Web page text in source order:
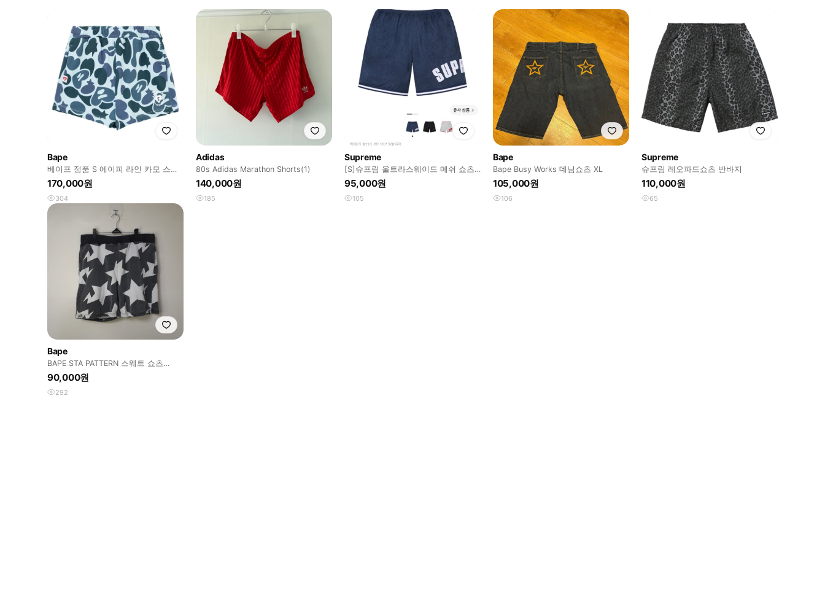
Bape
베이프 정품 S 에이피 라인 카모 스웻
숏츠 반바지
170,000원
304
Adidas
80s Adidas Marathon Shorts(1)
140,000원
185
Supreme
[S]슈프림 울트라스웨이드 메쉬 쇼츠
네이비
95,000원
105
Bape
Bape Busy Works 데님쇼츠 XL
105,000원
106
Supreme
슈프림 레오파드쇼츠 반바지
110,000원
65
Bape
BAPE STA PATTERN 스웨트 쇼츠
L/32"~34"
90,000원
292